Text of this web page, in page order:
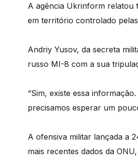
A agência Ukrinform relatou
em território controlado
Andriy Yusov, da secreta
russo MI-8 com a sua
“Sim, existe essa
precisamos esperar um
A ofensiva militar lançada a
mais recentes dados da